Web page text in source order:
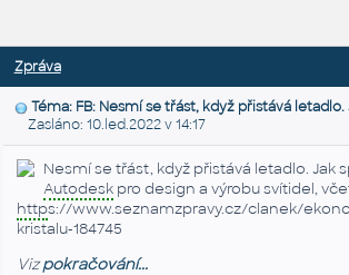
Zpráva
Téma: FB: Nesmí se třást, když přistává
Zasláno: 10.led.2022 v 14:17
Nesmí se třást, když přistává letadlo. Jak
Autodeskpro design a výrobu svítidel,
https://www.seznamzpravy.cz/clanek/
kristalu-184745
Vizpokračování...